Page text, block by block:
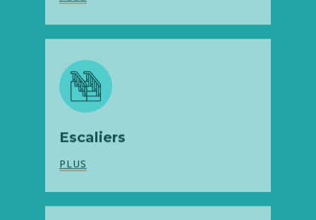
Escaliers
PLUS